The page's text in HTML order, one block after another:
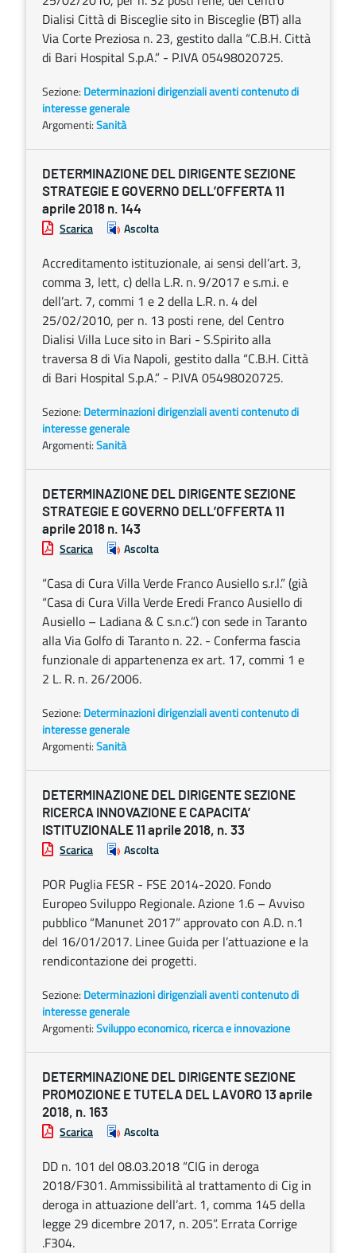
Dialisi Città di Bisceglie sito in Bisceglie (BT) alla
Via Corte Preziosa n. 23, gestito dalla “C.B.H. Città
di Bari Hospital S.p.A.” - P.IVA 05498020725.
Sezione: Determinazioni dirigenziali aventi contenuto di
interesse generale
Argomenti:Sanità
DETERMINAZIONE DEL DIRIGENTE SEZIONE
STRATEGIE E GOVERNO DELL’OFFERTA 11
aprile 2018 n. 144
Scarica Ascolta
Accreditamento istituzionale, ai sensi dell’art. 3,
comma 3, lett, c) della L.R. n. 9/2017 e s.m.i. e
dell’art. 7, commi 1 e 2 della L.R. n. 4 del
25/02/2010, per n. 13 posti rene, del Centro
Dialisi Villa Luce sito in Bari - S.Spirito alla
traversa 8 di Via Napoli, gestito dalla “C.B.H. Città
di Bari Hospital S.p.A.” - P.IVA 05498020725.
Sezione: Determinazioni dirigenziali aventi contenuto di
interesse generale
Argomenti:Sanità
DETERMINAZIONE DEL DIRIGENTE SEZIONE
STRATEGIE E GOVERNO DELL’OFFERTA 11
aprile 2018 n. 143
Scarica Ascolta
“Casa di Cura Villa Verde Franco Ausiello s.r.l.” (già
“Casa di Cura Villa Verde Eredi Franco Ausiello di
Ausiello – Ladiana & C s.n.c.”) con sede in Taranto
alla Via Golfo di Taranto n. 22. - Conferma fascia
funzionale di appartenenza ex art. 17, commi 1 e
2 L. R. n. 26/2006.
Sezione: Determinazioni dirigenziali aventi contenuto di
interesse generale
Argomenti:Sanità
DETERMINAZIONE DEL DIRIGENTE SEZIONE
RICERCA INNOVAZIONE E CAPACITA’
ISTITUZIONALE 11 aprile 2018, n. 33
Scarica Ascolta
POR Puglia FESR - FSE 2014-2020. Fondo
Europeo Sviluppo Regionale. Azione 1.6 – Avviso
pubblico “Manunet 2017” approvato con A.D. n.1
del 16/01/2017. Linee Guida per l’attuazione e la
rendicontazione dei progetti.
Sezione: Determinazioni dirigenziali aventi contenuto di
interesse generale
Argomenti:Sviluppo economico, ricerca e innovazione
DETERMINAZIONE DEL DIRIGENTE SEZIONE
PROMOZIONE E TUTELA DEL LAVORO 13 aprile
2018, n. 163
Scarica Ascolta
DD n. 101 del 08.03.2018 “CIG in deroga
2018/F301. Ammissibilità al trattamento di Cig in
deroga in attuazione dell’art. 1, comma 145 della
legge 29 dicembre 2017, n. 205”. Errata Corrige
.F304.